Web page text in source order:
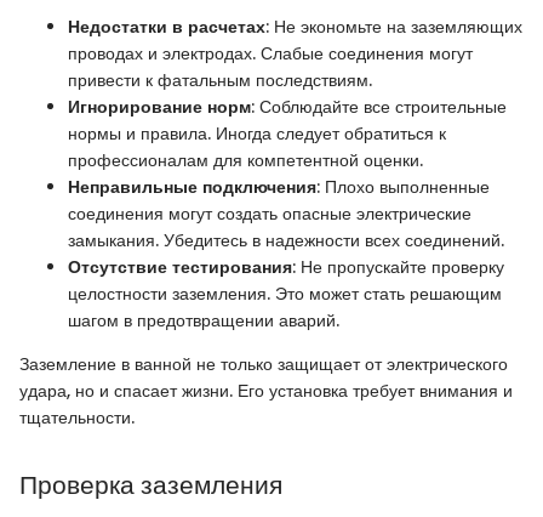
Недостатки в расчетах: Не экономьте на заземляющих
проводах и электродах. Слабые соединения могут
привести к фатальным последствиям.
Игнорирование норм: Соблюдайте все строительные
нормы и правила. Иногда следует обратиться к
профессионалам для компетентной оценки.
Неправильные подключения: Плохо выполненные
соединения могут создать опасные электрические
замыкания. Убедитесь в надежности всех соединений.
Отсутствие тестирования: Не пропускайте проверку
целостности заземления. Это может стать решающим
шагом в предотвращении аварий.
Заземление в ванной не только защищает от электрического
удара, но и спасает жизни. Его установка требует внимания и
тщательности.
Проверка заземления